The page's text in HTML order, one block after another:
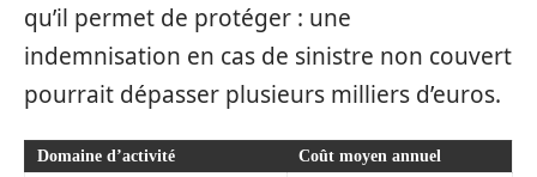
qu’il permet de protéger : une
indemnisation en cas de sinistre non couvert
pourrait dépasser plusieurs milliers d’euros.
Domaine d’activité Coût moyen annuel